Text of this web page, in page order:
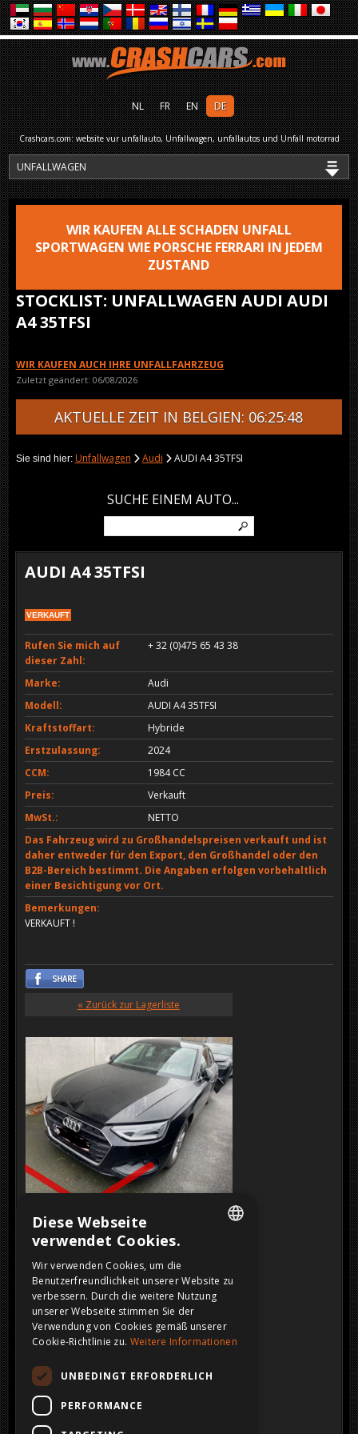
NL FR EN DE
Crashcars.com: website vur unfallauto, Unfallwagen, unfallautos und Unfall motorrad
STOCKLIST: UNFALLWAGEN AUDI AUDI
A4 35TFSI
WIR KAUFEN ALLE SCHADEN UNFALL
SPORTWAGEN WIE PORSCHE FERRARI IN JEDEM
ZUSTAND
WIR KAUFEN AUCH IHRE UNFALLFAHRZEUG
Zuletzt geändert: 06/08/2026
AKTUELLE ZEIT IN BELGIEN: 06:25:48
Sie sind hier: Unfallwagen Audi AUDI A4 35TFSI
SUCHE EINEM AUTO...
AUDI A4 35TFSI
VERKAUFT
Rufen Sie mich auf
dieser Zahl:
+ 32 (0)475 65 43 38
Marke:
Audi
Modell:
AUDI A4 35TFSI
Kraftstoffart:
Hybride
Erstzulassung:
2024
CCM:
1984 CC
Preis:
Verkauft
MwSt.:
NETTO
Das Fahrzeug wird zu Großhandelspreisen verkauft und ist
daher entweder für den Export, den Großhandel oder den
B2B-Bereich bestimmt. Die Angaben erfolgen vorbehaltlich
einer Besichtigung vor Ort.
Bemerkungen:
VERKAUFT !
« Zurück zur Lagerliste
Klicken Sie auf das Bild für eine größere Ansicht
FRENCH
GERMAN
Diese Webseite
verwendet Cookies.
Wir verwenden Cookies, um die
Benutzerfreundlichkeit unserer Website zu
verbessern. Durch die weitere Nutzung
unserer Webseite stimmen Sie der
Verwendung von Cookies gemäß unserer
Cookie-Richtlinie zu. Weitere Informationen
UNBEDINGT ERFORDERLICH
PERFORMANCE